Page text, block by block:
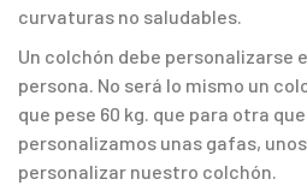
curvaturas no saludables.
Un colchón debe personalizarse
persona. No será lo mismo un
que pese 60 kg. que para otra
personalizamos unas gafas,
personalizar nuestro colchón.